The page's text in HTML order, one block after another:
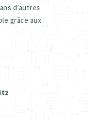
d’autres
grâce aux